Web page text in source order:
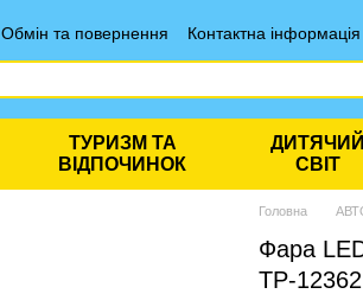
Обмін та повернення
Контактна інформація
ТУРИЗМ ТА
ВІДПОЧИНОК
ДИТЯЧИЙ
СВІТ
Головна
Фара
TP-12362